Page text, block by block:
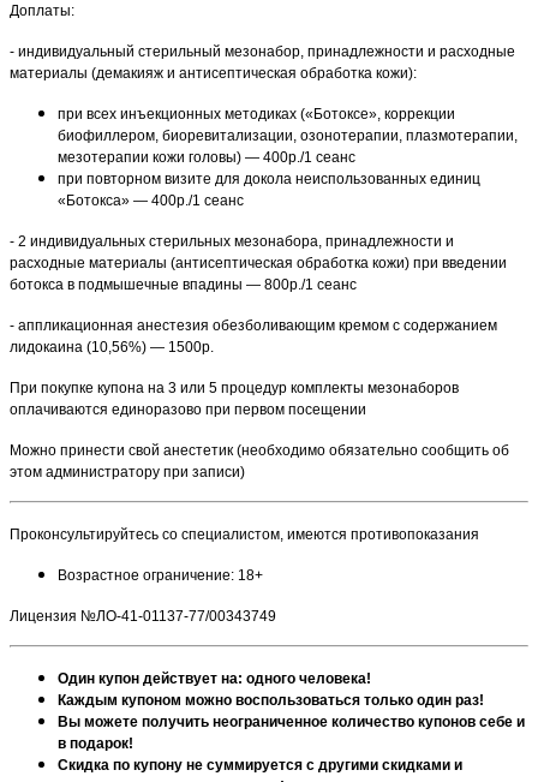
Доплаты:
- индивидуальный стерильный мезонабор, принадлежности и расходные
материалы (демакияж и антисептическая обработка кожи):
при всех инъекционных методиках («Ботоксе», коррекции
биофиллером, биоревитализации, озонотерапии, плазмотерапии,
мезотерапии кожи головы) — 400р./1 сеанс
при повторном визите для докола неиспользованных единиц
«Ботокса» — 400р./1 сеанс
- 2 индивидуальных стерильных мезонабора, принадлежности и
расходные материалы (антисептическая обработка кожи) при введении
ботокса в подмышечные впадины — 800р./1 сеанс
- аппликационная анестезия обезболивающим кремом с содержанием
лидокаина (10,56%) — 1500р.
При покупке купона на 3 или 5 процедур комплекты мезонаборов
оплачиваются единоразово при первом посещении
Можно принести свой анестетик (необходимо обязательно сообщить об
этом администратору при записи)
Проконсультируйтесь со специалистом, имеются противопоказания
Возрастное ограничение: 18+
Лицензия №ЛО-41-01137-77/00343749
Один купон действует на: одного человека!
Каждым купоном можно воспользоваться только один раз!
Вы можете получить неограниченное количество купонов себе и
в подарок!
Скидка по купону не суммируется с другими скидками и